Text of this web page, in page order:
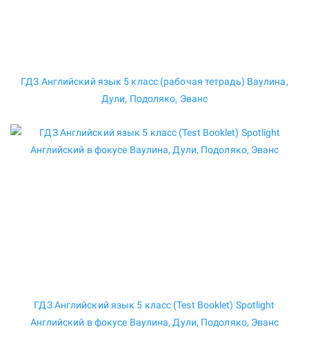
ГДЗ Английский язык 5 класс (рабочая тетрадь) Ваулина,
Дули, Подоляко, Эванс
ГДЗ Английский язык 5 класс (Test Booklet) Spotlight
Английский в фокусе Ваулина, Дули, Подоляко, Эванс